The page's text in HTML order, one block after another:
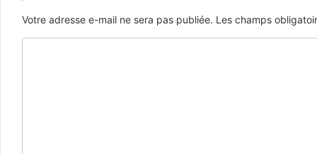
Votre adresse e-mail ne sera pas publiée. Les champs